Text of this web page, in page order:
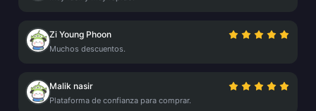
Zi Young Phoon
Muchos descuentos.
Malik nasir
Plataforma de confianza para comprar.